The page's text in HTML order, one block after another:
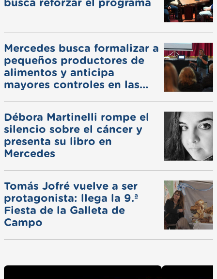
busca reforzar el programa
Mercedes busca formalizar a
pequeños productores de
alimentos y anticipa
mayores controles en las
Débora Martinelli rompe el
silencio sobre el cáncer y
presenta su libro en
Mercedes
Tomás Jofré vuelve a ser
protagonista: llega la 9.ª
Fiesta de la Galleta de
Campo